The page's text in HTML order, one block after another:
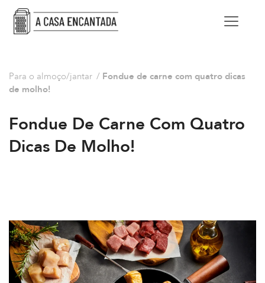
Para o almoço/jantar / Fondue de carne com quatro dicas
de molho!
Fondue De Carne Com Quatro
Dicas De Molho!